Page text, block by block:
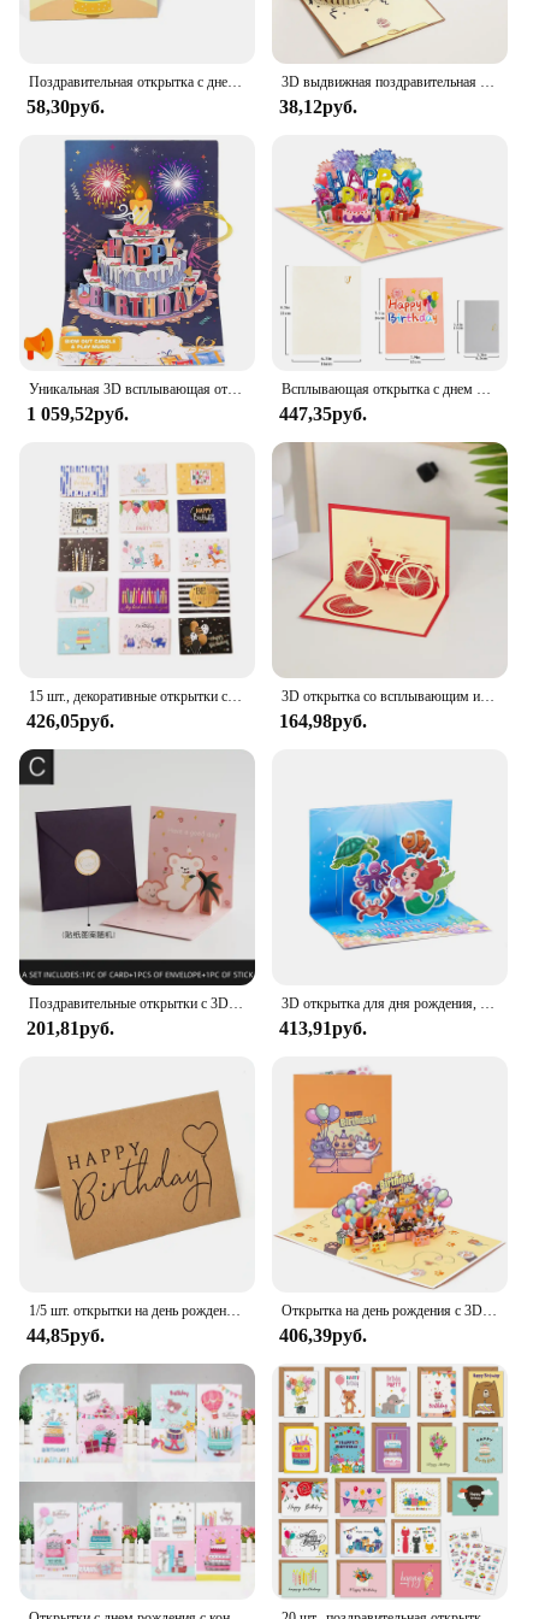
gesture that can be enjoyed by anyone, anywhere, at
any time. With our wholesale and vendor support,
you can ensure that your gift-giving is as effortless
as it is memorable.
Поздравительная открытка с днем рождения, заметка, сообщения, открытки, букет, подарки, бриллианты, Мультяшные поздравительные открытки для детей на день рождения
58,30руб.
3D выдвижная поздравительная открытка на день рождения, Детская Подарочная открытка для девочек, открытка с благодарностью, автомобильная миниатюрная открытка, товары для фотографий
38,12руб.
Уникальная 3D всплывающая открытка с днем рождения, автомузыкальная поздравительная открытка со светодиодной подсветкой, свеча, открытка для торта ко дню рождения, подарки
1 059,52руб.
Всплывающая открытка с днем рождения для жены, мужа, мамы, папы
447,35руб.
426,05руб.
3D открытка со всплывающим изображением на день рождения, лазерная вырезка, подарок, спасибо, карты, автомобили, миниатюрные открытки с конвертами
164,98руб.
201,81руб. 413,91руб.
44,85руб.
Открытка на день рождения с 3D рисунком лягушки, открытка на день рождения, поздравительная открытка, лучший подарок на день рождения для семьи, мужа, жены, пары, друзей
406,39руб.